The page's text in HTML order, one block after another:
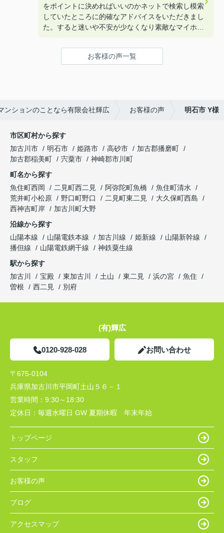
をポイントに決めればいいのかネットで検索し模索
していたところに的確なアドバイスをいただきまし
た。すると迷いや不安が少なくなり素敵なマイホー
ございました。
お客様の声一覧
ンションのことなら有限会社輝広 お客様の声 明石市 Y様
市区町村から探す
加古川市
明石市 姫路市 高砂市
加古郡播磨町
加古郡稲美町
宍粟市
神崎郡市川町
町名から探す
魚住町西岡
二見町西二見 阿弥陀町魚橋
魚住町清水
荒井町小松原
野口町野口 二見町東二見
大久保町西島
西神吉町岸
加古川町大野
沿線から探す
山陽本線
山陽電鉄本線 加古川線 姫新線
山陽新幹線
播但線
山陽電鉄網干線
神鉄粟生線
駅から探す
加古川
宝殿 東加古川 土山 東二見 浜の宮
魚住
曽根
西二見 別府
(有)輝広
0120-928-028 お問い合わせ
〒675-0104
兵庫県加古川市平岡町土山５６－１
営業時間： 9:30～18:30
定休日： 毎週水曜日 GW 夏期休暇 年末年始
トップページ
スタッフ
お客様の声
ブログ
アクセスマップ